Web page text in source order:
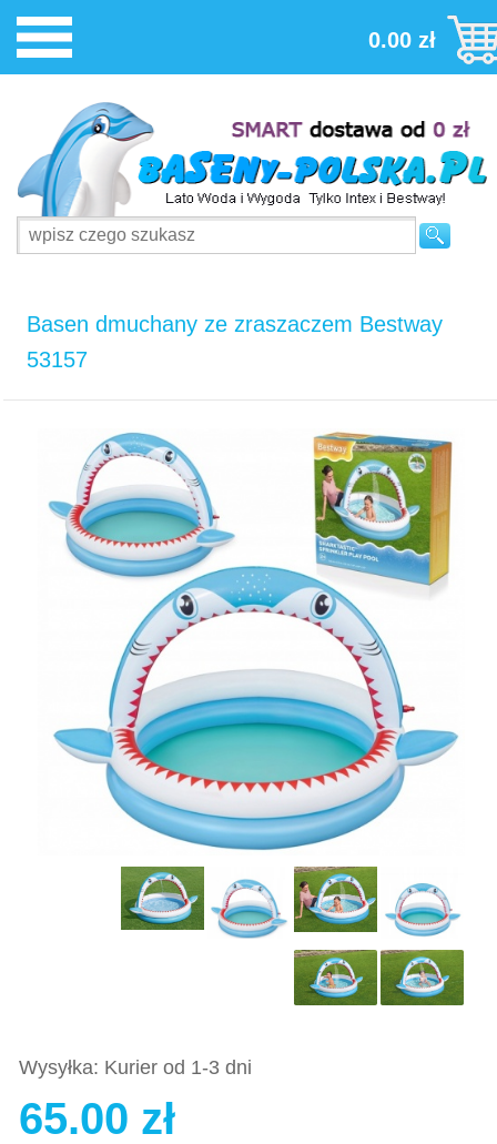
0.00 zł
Basen dmuchany ze zraszaczem Bestway
53157
Wysyłka: Kurier od 1-3 dni
65.00 zł